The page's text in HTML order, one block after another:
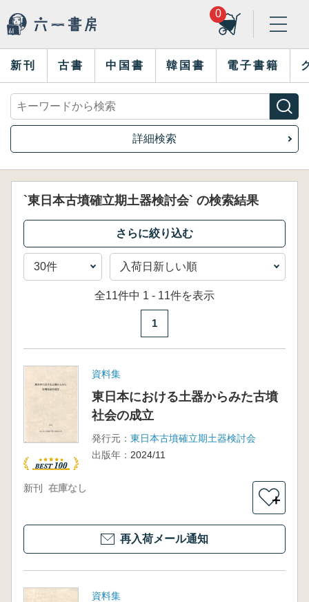
0
新刊 古書 中国書 韓国書 電子書籍
詳細検索
`東日本古墳確立期土器検討会` の検索結果
全11件中 1 - 11件を表示
1
資料集
東日本における土器からみた古墳
社会の成立
発行元： 東日本古墳確立期土器検討会
出版年： 2024/11
新刊 在庫なし
＋
再入荷メール通知
資料集